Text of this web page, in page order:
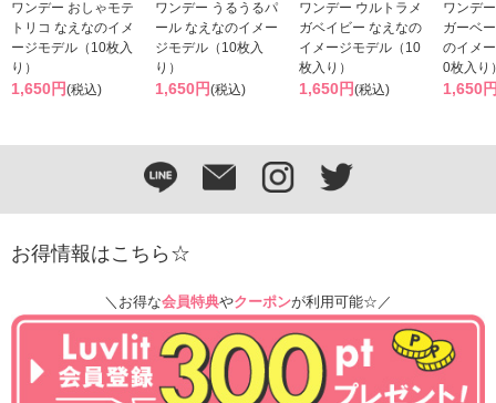
ワンデー おしゃモテ
トリコ なえなのイメ
ージモデル（10枚入
り）
1,650円(税込)
ワンデー うるうるパ
ール なえなのイメー
ジモデル（10枚入
り）
1,650円(税込)
ワンデー ウルトラメ
ガベイビー なえなの
イメージモデル（10
枚入り）
1,650円(税込)
ワンデ
ガーベ
のイメ
0枚入り
1,650
お得情報はこちら☆
＼お得な会員特典やクーポンが利用可能☆／